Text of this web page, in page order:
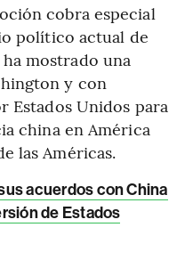
cobra especial
político actual de
mostrado una
y con
Estados Unidos para
china en América
las Américas.
acuerdos con China
de Estados